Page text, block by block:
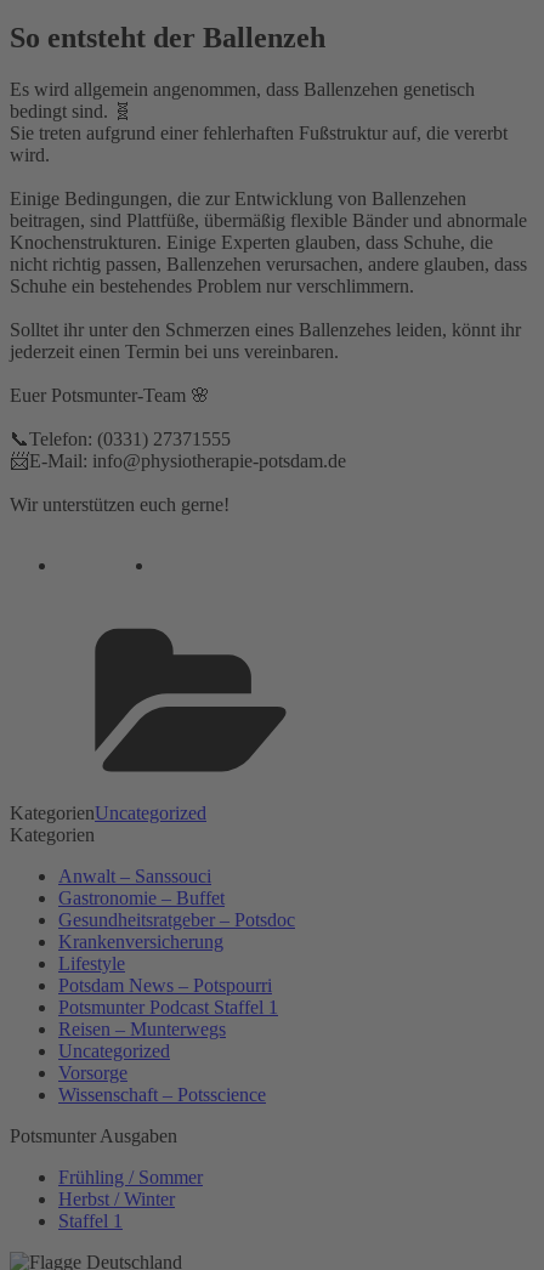
So entsteht der Ballenzeh
Es wird allgemein angenommen, dass Ballenzehen genetisch
bedingt sind. 🧬⁣
Sie treten aufgrund einer fehlerhaften Fußstruktur auf, die vererbt
wird.⁣
Einige Bedingungen, die zur Entwicklung von Ballenzehen
beitragen, sind Plattfüße, übermäßig flexible Bänder und abnormale
Knochenstrukturen. Einige Experten glauben, dass Schuhe, die
nicht richtig passen, Ballenzehen verursachen, andere glauben, dass
Schuhe ein bestehendes Problem nur verschlimmern.⁣
Solltet ihr unter den Schmerzen eines Ballenzehes leiden, könnt ihr
jederzeit einen Termin bei uns vereinbaren.⁣
Euer Potsmunter-Team 🌸⁣
📞Telefon: (0331) 27371555⁣⁣
📨E-Mail: info@physiotherapie-potsdam.de⁣
Wir unterstützen euch gerne!
KategorienUncategorized
Kategorien
Anwalt – Sanssouci
Gastronomie – Buffet
Gesundheitsratgeber – Potsdoc
Krankenversicherung
Lifestyle
Potsdam News – Potspourri
Potsmunter Podcast Staffel 1
Reisen – Munterwegs
Uncategorized
Vorsorge
Wissenschaft – Potsscience
Potsmunter Ausgaben
Frühling / Sommer
Herbst / Winter
Staffel 1